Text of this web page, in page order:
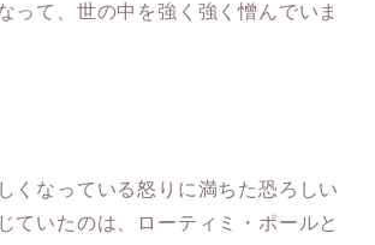
って、世の中を強く強く憎んでいま
くなっている怒りに満ちた恐ろしい
ていたのは、ローティミ・ポールと